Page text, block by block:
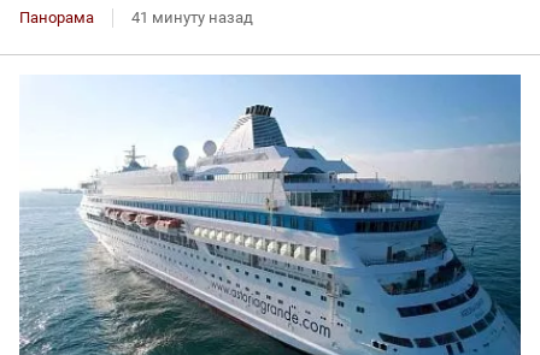
Панорама 41 минуту назад